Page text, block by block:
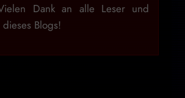
Dank an alle Leser und
Blogs!